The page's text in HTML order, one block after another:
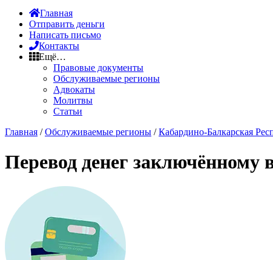
Главная
Отправить деньги
Написать письмо
Контакты
Ещё…
Правовые документы
Обслуживаемые регионы
Адвокаты
Молитвы
Статьи
Главная /Обслуживаемые регионы /Кабардино-Балкарская
Перевод денег